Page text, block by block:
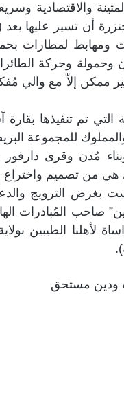
والاقتصادية
ومهابط لمطارات
وحمولة وحركة
غير ممكن إلاّ مع
تم تنفيذها بقارة
مُدن وقرى
هي من تصميم واختراع
بغرض الترويج
صاحب المُبادرات
لأهلنا الطيبين
ودين مستحق